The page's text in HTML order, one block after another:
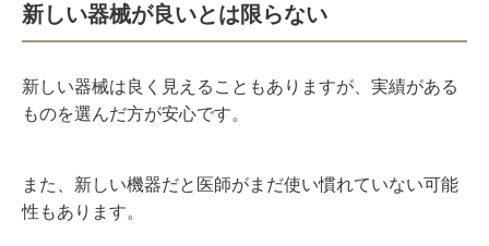
新しい器械が良いとは限らない
新しい器械は良く見えることもありますが、実績がある
ものを選んだ方が安心です。
また、新しい機器だと医師がまだ使い慣れていない可能
性もあります。